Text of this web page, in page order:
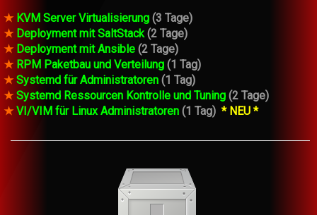
★ KVM Server Virtualisierung (3 Tage)
★ Deployment mit SaltStack (2 Tage)
★ Deployment mit Ansible (2 Tage)
★ RPM Paketbau und Verteilung (1 Tag)
★ Systemd für Administratoren (1 Tag)
★ Systemd Ressourcen Kontrolle und Tuning (2 Tage)
★ VI/VIM für Linux Administratoren (1 Tag) * NEU *